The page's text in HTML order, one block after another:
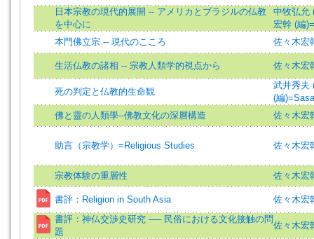
日本宗教の現代的展開 -- アメリカとブラジルの仏教
を中心に
中牧弘允
宏幹 (編
本門佛立宗 -- 現代のこころ
佐々木宏
生活仏教の諸相 -- 宗教人類学的視点から 佐々木宏
死の判定と仏教的生命観
武井秀夫
(編
佛と靈の人類學--佛教文化の深層構造
佐々木宏
助言（宗教学）=Religious Studies 佐々木宏
宗教体験の重層性 佐々木宏
書評：Religion in South Asia
佐々木宏
書評：神仏交渉史研究 ── 民俗における文化接触の問
題
佐々木宏